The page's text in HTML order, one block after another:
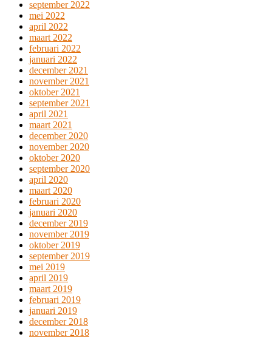
september 2022
mei 2022
april 2022
maart 2022
februari 2022
januari 2022
december 2021
november 2021
oktober 2021
september 2021
april 2021
maart 2021
december 2020
november 2020
oktober 2020
september 2020
april 2020
maart 2020
februari 2020
januari 2020
december 2019
november 2019
oktober 2019
september 2019
mei 2019
april 2019
maart 2019
februari 2019
januari 2019
december 2018
november 2018